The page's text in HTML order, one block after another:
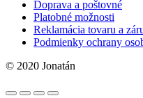
Doprava a poštovné
Platobné možnosti
Reklamácia tovaru a
Podmienky ochrany
© 2020 Jonatán